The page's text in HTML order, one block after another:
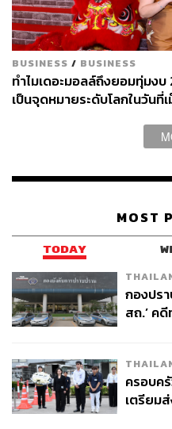
When:15-21 กุมภาพันธ์
อายุยืนยาว 19,888 บาท++ ส
มาตรฐาน 988 บาท++ (สำห
บาท++ (สำหรับ 8-10 คน)
Website:
Address:ดิ แอทธินี โฮเทล
คชั่น โฮเทลถนนวิทยุ แขวงลุ
Map:
BUSINESS / BUSINESS
ทำไมเดอะมอลล์ถึงยอมทุ่มง
เป็นจุดหมายระดับโลกในวัน
MOST
TODAY
กองปร
สถ.’ ค
ครอบค
เตรียม